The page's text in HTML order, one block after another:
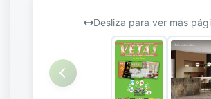
Desliza para ver más